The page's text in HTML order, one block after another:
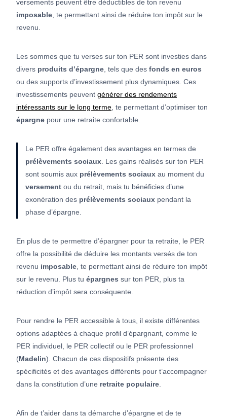
versements peuvent être déductibles de ton revenu
imposable , te permettant ainsi de réduire ton impôt sur le
revenu.
Les sommes que tu verses sur ton PER sont investies dans
divers produits d’épargne , tels que des fonds en euros
ou des supports d’investissement plus dynamiques. Ces
investissements peuvent générer des rendements
intéressants sur le long terme , te permettant d’optimiser ton
épargne pour une retraite confortable.
Le PER offre également des avantages en termes de
prélèvements sociaux . Les gains réalisés sur ton PER
sont soumis aux prélèvements sociaux au moment du
versement ou du retrait, mais tu bénéficies d’une
exonération des prélèvements sociaux pendant la
phase d’épargne.
En plus de te permettre d’épargner pour ta retraite, le PER
offre la possibilité de déduire les montants versés de ton
revenu imposable , te permettant ainsi de réduire ton impôt
sur le revenu. Plus tu épargnes sur ton PER, plus ta
réduction d’impôt sera conséquente.
Pour rendre le PER accessible à tous, il existe différentes
options adaptées à chaque profil d’épargnant, comme le
PER individuel, le PER collectif ou le PER professionnel
(Madelin). Chacun de ces dispositifs présente des
spécificités et des avantages différents pour t’accompagner
dans la constitution d’une retraite populaire
Afin de t’aider dans ta démarche d’épargne et de te